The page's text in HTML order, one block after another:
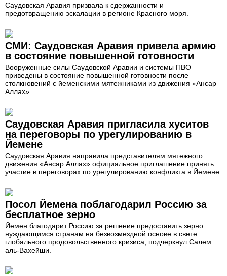
Саудовская Аравия призвала к сдержанности и
предотвращению эскалации в регионе Красного моря.
СМИ: Саудовская Аравия привела армию
в состояние повышенной готовности
Вооруженные силы Саудовской Аравии и системы ПВО
приведены в состояние повышенной готовности после
столкновений с йеменскими мятежниками из движения «Ансар
Аллах».
Саудовская Аравия пригласила хуситов
на переговоры по урегулированию в
Йемене
Саудовская Аравия направила представителям мятежного
движения «Ансар Аллах» официальное приглашение принять
участие в переговорах по урегулированию конфликта в Йемене.
Посол Йемена поблагодарил Россию за
бесплатное зерно
Йемен благодарит Россию за решение предоставить зерно
нуждающимся странам на безвозмездной основе в свете
глобального продовольственного кризиса, подчеркнул Салем
аль-Вахейши.